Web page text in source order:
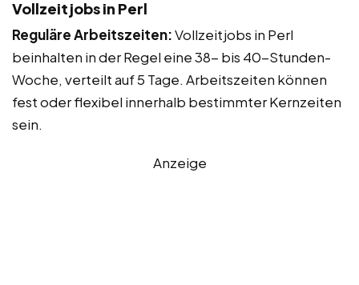
Vollzeitjobs in Perl
Reguläre Arbeitszeiten:Vollzeitjobs in Perl
beinhalten in der Regel eine 38- bis 40-Stunden-
Woche, verteilt auf 5 Tage. Arbeitszeiten können
fest oder flexibel innerhalb bestimmter Kernzeiten
sein.
Anzeige